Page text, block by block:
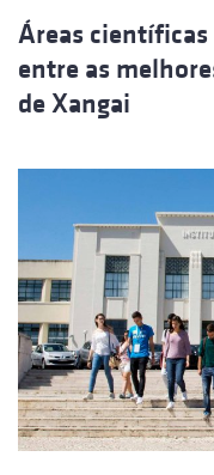
Áreas
entre as
de Xangai